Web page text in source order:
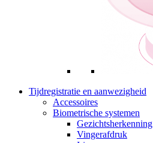
Tijdregistratie en aanwezigheid
Accessoires
Biometrische systemen
Gezichtsherkenning
Vingerafdruk